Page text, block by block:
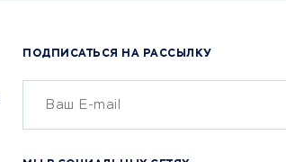
Бухгалтерия онлайн
Онлайн-кассы
SERM
ПОДПИСАТЬСЯ НА РАССЫЛКУ